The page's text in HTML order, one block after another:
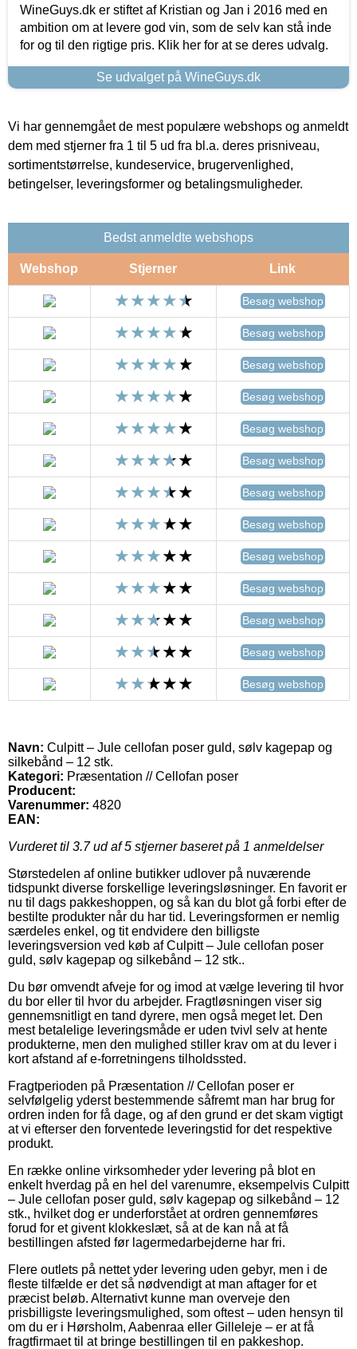
WineGuys.dk er stiftet af Kristian og Jan i 2016 med en
ambition om at levere god vin, som de selv kan stå inde
for og til den rigtige pris. Klik her for at se deres udvalg.
Se udvalget på WineGuys.dk
Vi har gennemgået de mest populære webshops og anmeldt
dem med stjerner fra 1 til 5 ud fra bl.a. deres prisniveau,
sortimentstørrelse, kundeservice, brugervenlighed,
betingelser, leveringsformer og betalingsmuligheder.
Bedst anmeldte webshops
Webshop Stjerner Link
Besøg webshop
Besøg webshop
Besøg webshop
Besøg webshop
Besøg webshop
Besøg webshop
Besøg webshop
Besøg webshop
Besøg webshop
Besøg webshop
Besøg webshop
Besøg webshop
Besøg webshop
Navn: Culpitt – Jule cellofan poser guld, sølv kagepap og
silkebånd – 12 stk.
Kategori: Præsentation // Cellofan poser
Producent:
Varenummer: 4820
EAN:
Vurderet til 3.7ud af 5 stjerner baseret på 1 anmeldelser
Størstedelen af online butikker udlover på nuværende
tidspunkt diverse forskellige leveringsløsninger. En favorit er
nu til dags pakkeshoppen, og så kan du blot gå forbi efter de
bestilte produkter når du har tid. Leveringsformen er nemlig
særdeles enkel, og tit endvidere den billigste
leveringsversion ved køb af Culpitt – Jule cellofan poser
guld, sølv kagepap og silkebånd – 12 stk..
Du bør omvendt afveje for og imod at vælge levering til hvor
du bor eller til hvor du arbejder. Fragtløsningen viser sig
gennemsnitligt en tand dyrere, men også meget let. Den
mest betalelige leveringsmåde er uden tvivl selv at hente
produkterne, men den mulighed stiller krav om at du lever i
kort afstand af e-forretningens tilholdssted.
Fragtperioden på Præsentation // Cellofan poser er
selvfølgelig yderst bestemmende såfremt man har brug for
ordren inden for få dage, og af den grund er det skam vigtigt
at vi efterser den forventede leveringstid for det respektive
produkt.
En række online virksomheder yder levering på blot en
enkelt hverdag på en hel del varenumre, eksempelvis Culpitt
– Jule cellofan poser guld, sølv kagepap og silkebånd – 12
stk., hvilket dog er underforstået at ordren gennemføres
forud for et givent klokkeslæt, så at de kan nå at få
bestillingen afsted før lagermedarbejderne har fri.
Flere outlets på nettet yder levering uden gebyr, men i de
fleste tilfælde er det så nødvendigt at man aftager for et
præcist beløb. Alternativt kunne man overveje den
prisbilligste leveringsmulighed, som oftest – uden hensyn til
om du er i Hørsholm, Aabenraa eller Gilleleje – er at få
fragtfirmaet til at bringe bestillingen til en pakkeshop.